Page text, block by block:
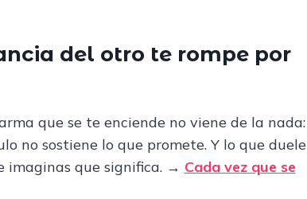
del otro te rompe por
que se te enciende no viene de la nada:
no sostiene lo que promete. Y lo que duele
imaginas que significa. → Cada vez que se